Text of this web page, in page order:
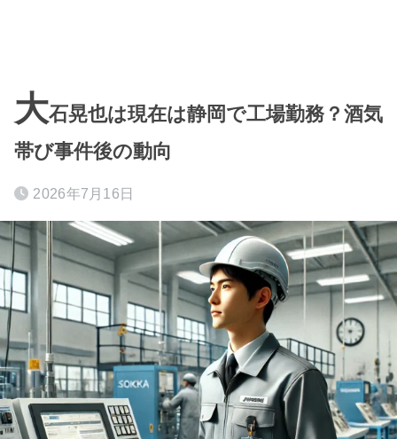
大石晃也は現在は静岡で工場勤務？酒気
帯び事件後の動向
2026年7月16日